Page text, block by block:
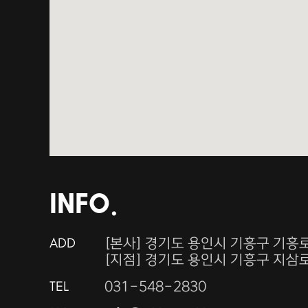
INFO.
ADD
[본사] 경기도 용인시 기흥구 기
[지점] 경기도 용인시 기흥구 지
TEL
031-548-2830